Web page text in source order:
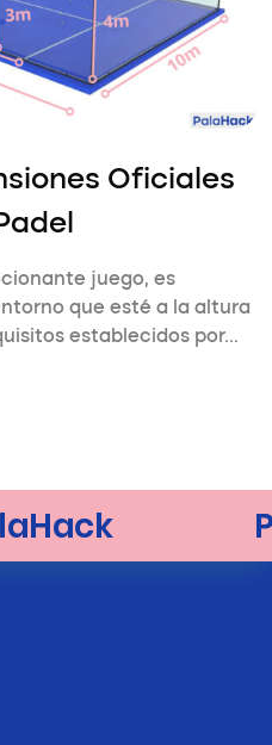
Oficiales
juego, es
que esté a la altura
establecidos por…